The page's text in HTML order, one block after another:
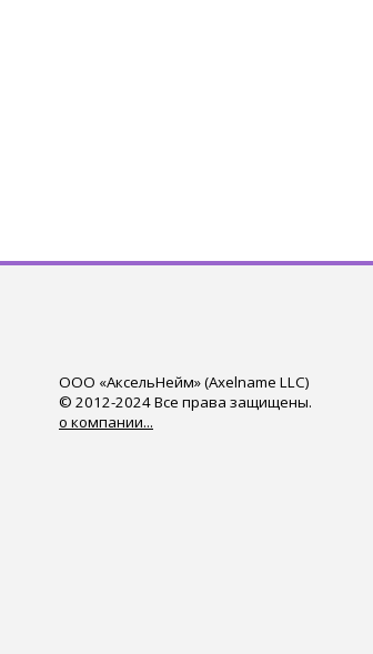
ООО «АксельНейм» (Axelname LLC)
© 2012-2024 Все права защищены.
о компании...